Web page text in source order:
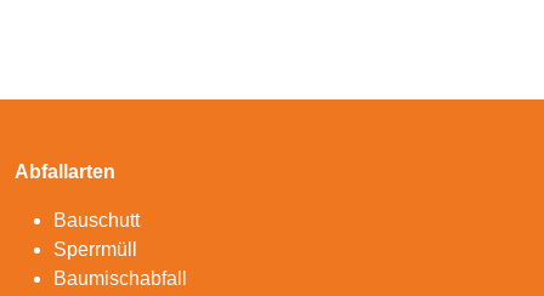
Abfallarten
Bauschutt
Sperrmüll
Baumischabfall